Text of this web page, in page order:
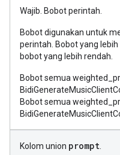
Wajib. Bobot perintah.
Bobot digunakan untuk
perintah. Bobot yang
bobot yang lebih rendah.
Bobot semua
Bobot semua
Kolom union prompt